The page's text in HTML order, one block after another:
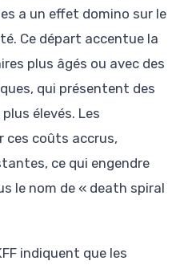
a un effet domino sur le
Ce départ accentue la
plus âgés ou avec des
qui présentent des
élevés. Les
ces coûts accrus,
ce qui engendre
le nom de « death spiral
indiquent que les